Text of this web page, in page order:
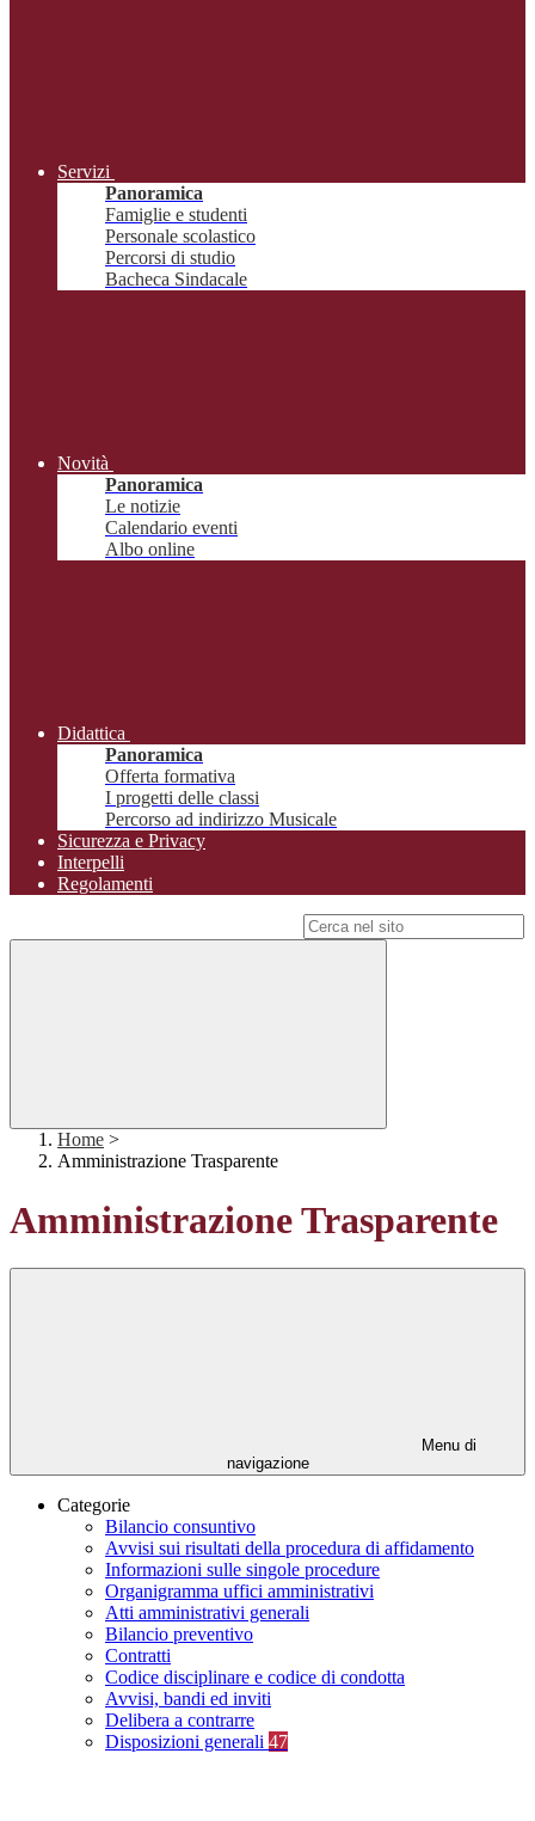
Servizi
Panoramica
Famiglie e studenti
Personale scolastico
Percorsi di studio
Bacheca Sindacale
Novità
Panoramica
Le notizie
Calendario eventi
Albo online
Didattica
Panoramica
Offerta formativa
I progetti delle classi
Percorso ad indirizzo Musicale
Sicurezza e Privacy
Interpelli
Regolamenti
Home >
Amministrazione Trasparente
Amministrazione Trasparente
Menu di
navigazione
Categorie
Bilancio consuntivo
Avvisi sui risultati della procedura di affidamento
Informazioni sulle singole procedure
Organigramma uffici amministrativi
Atti amministrativi generali
Bilancio preventivo
Contratti
Codice disciplinare e codice di condotta
Avvisi, bandi ed inviti
Delibera a contrarre
Disposizioni generali 47